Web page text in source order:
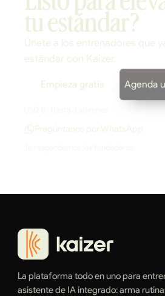
tu estándar?
Únete a los entrenadores que
estándar con Kaizer.
Empieza gratis Agenda
Pregúntanos por WhatsApp
La plataforma todo en uno para
asistente de IA integrado: arma